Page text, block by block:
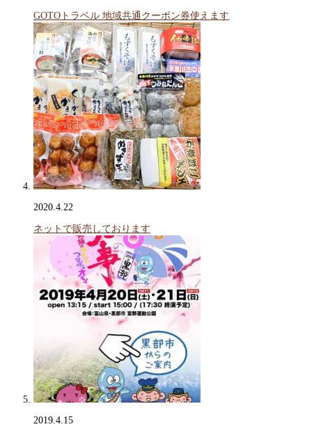
GOTOトラベル 地域共通クーポン券使えます
2020.4.22
ネットで販売しております
2019.4.15